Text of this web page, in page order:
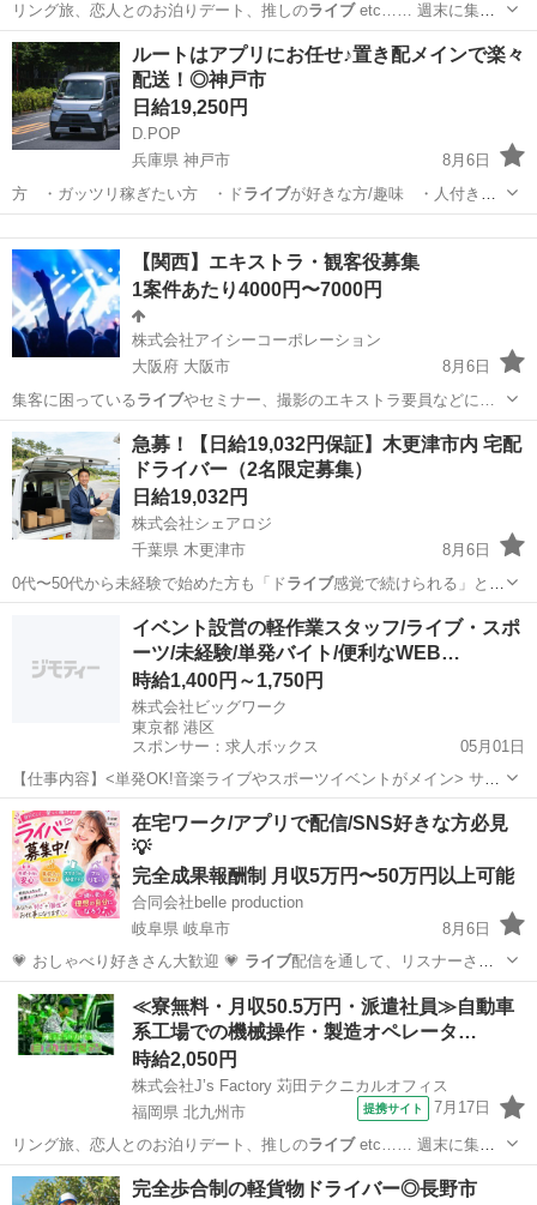
リング旅、恋人とのお泊りデート、推しのライブetc…… 週末に集中
しがちな楽しい…
福岡 北九州市 その他
ルートはアプリにお任せ♪置き配メインで楽々
配送！◎神戸市
日給19,250円
D.POP
兵庫県 神戸市
8月6日
方 ・ガッツリ稼ぎたい方 ・ド ライブが好きな方/趣味 ・人付き合
いが苦…
【関西】エキストラ・観客役募集
1案件あたり4000円〜7000円
株式会社アイシーコーポレーション
大阪府 大阪市
8月6日
集客に困っているライブやセミナー、撮影のエキストラ要員などに…
大阪 大阪市 その他 観客
急募！【日給19,032円保証】木更津市内 宅配
ドライバー（2名限定募集）
日給19,032円
株式会社シェアロジ
千葉県 木更津市
8月6日
0代〜50代から未経験で始めた方も「ド ライブ感覚で続けられる」と定
着しています。 …
木更津市 ドライバー 置き配
イベント設営の軽作業スタッフ/ライブ・スポ
ーツ/未経験/単発バイト/便利なWEB…
時給1,400円～1,750円
株式会社ビッグワーク
東京都 港区
スポンサー：求人ボックス
05月01日
【仕事内容】<単発OK!音楽ライブやスポーツイベントがメイン> サク
ッと 応募～採用まですべてWeb完結!日払いOK/ ライブやスポーツイベ
ントの設営スタッフを大募集 20代～30代の男性活躍中! 休職中の方、
大学生、フリーター活...
アルバイト・パート
在宅ワーク/アプリで配信/SNS好きな方必見
💡
完全成果報酬制 月収5万円〜50万円以上可能
合同会社belle production
岐阜県 岐阜市
8月6日
💗 おしゃべり好きさん大歓迎 💗 ライブ配信を通して、リスナーさん
と楽しくお話…
岐阜 岐阜市 その他 ライバー
≪寮無料・月収50.5万円・派遣社員≫自動車
系工場での機械操作・製造オペレータ…
時給2,050円
株式会社J’s Factory 苅田テクニカルオフィス
福岡県 北九州市
提携サイト 7月17日
リング旅、恋人とのお泊りデート、推しのライブetc…… 週末に集中
しがちな楽しい…
福岡 北九州市 その他
完全歩合制の軽貨物ドライバー◎長野市